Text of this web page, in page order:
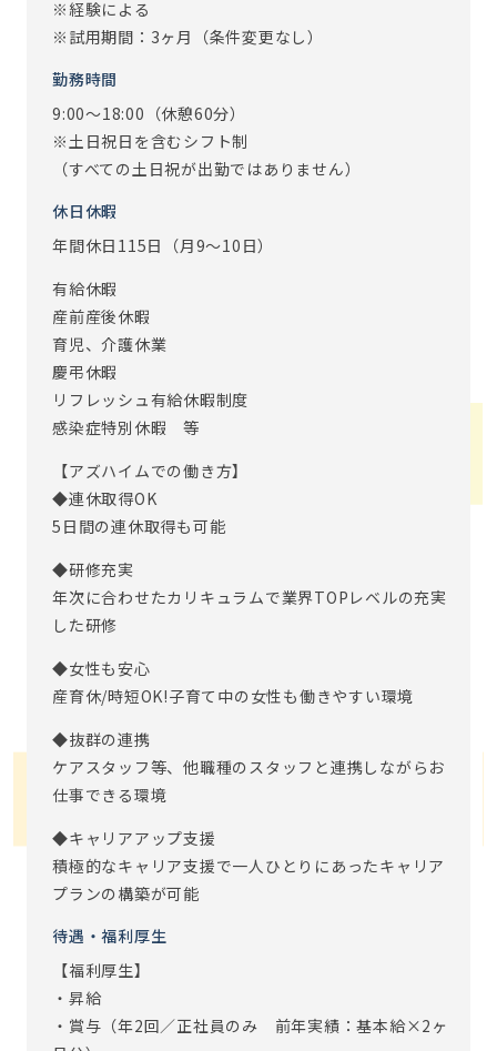
※経験による
※試用期間：3ヶ月（条件変更なし）
勤務時間
9:00～18:00（休憩60分）
※土日祝日を含むシフト制
（すべての土日祝が出勤ではありません）
休日休暇
年間休日115日（月9～10日）
有給休暇
産前産後休暇
育児、介護休業
慶弔休暇
リフレッシュ有給休暇制度
感染症特別休暇 等
【アズハイムでの働き方】
◆連休取得OK
5日間の連休取得も可能
◆研修充実
年次に合わせたカリキュラムで業界TOPレベルの充実
した研修
◆女性も安心
産育休/時短OK!子育て中の女性も働きやすい環境
◆抜群の連携
ケアスタッフ等、他職種のスタッフと連携しながらお
仕事できる環境
◆キャリアアップ支援
積極的なキャリア支援で一人ひとりにあったキャリア
プランの構築が可能
待遇・福利厚生
【福利厚生】
・昇給
・賞与（年2回／正社員のみ 前年実績：基本給×2ヶ